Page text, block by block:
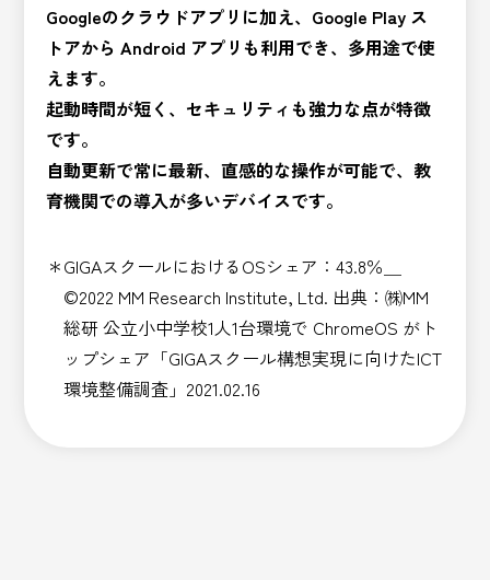
Googleのクラウドアプリに加え、Google Play ス
トアから Android アプリも利用でき、多用途で使
えます。
起動時間が短く、セキュリティも強力な点が特徴
です。
自動更新で常に最新、直感的な操作が可能で、教
育機関での導入が多いデバイスです。
＊GIGAスクールにおけるOSシェア：43.8％＿
©2022 MM Research Institute, Ltd. 出典：㈱MM
総研 公立小中学校1人1台環境で ChromeOS がト
ップシェア「GIGAスクール構想実現に向けたICT
環境整備調査」2021.02.16